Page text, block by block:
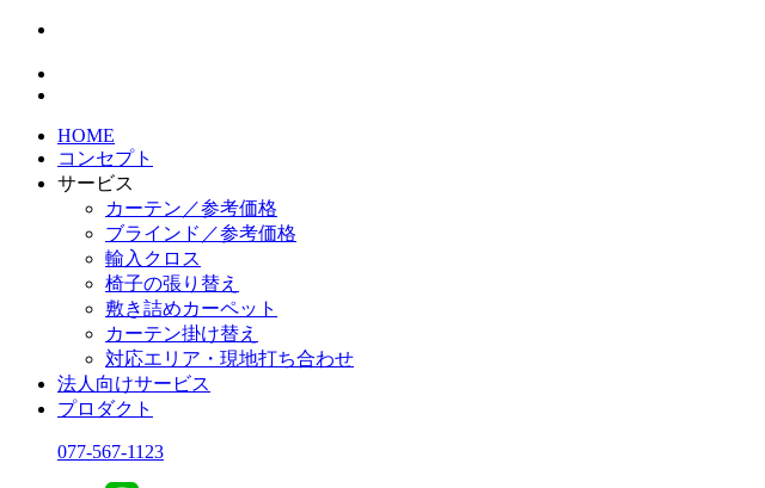
HOME
コンセプト
サービス
カーテン／参考価格
ブラインド／参考価格
輸入クロス
椅子の張り替え
敷き詰めカーペット
カーテン掛け替え
対応エリア・現地打ち合わせ
法人向けサービス
プロダクト
077-567-1123